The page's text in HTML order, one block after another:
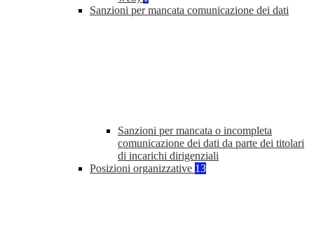
Sanzioni per mancata comunicazione dei dati
Sanzioni per mancata o incompleta
comunicazione dei dati da parte dei titolari
di incarichi dirigenziali
Posizioni organizzative 13